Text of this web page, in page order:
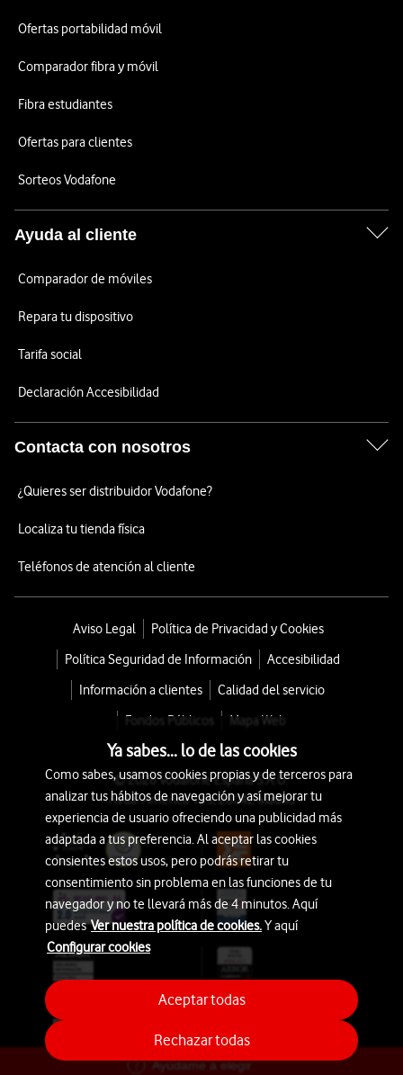
Ayúdame a elegir
Ofertas portabilidad móvil
Comparador fibra y móvil
Fibra estudiantes
Ofertas para clientes
Sorteos Vodafone
Ayuda al cliente
Comparador de móviles
Repara tu dispositivo
Tarifa social
Declaración Accesibilidad
Contacta con nosotros
¿Quieres ser distribuidor Vodafone?
Localiza tu tienda física
Teléfonos de atención al cliente
Aviso Legal
Política de Privacidad y Cookies
Política Seguridad de Información
Accesibilidad
Información a clientes
Calidad del servicio
Fondos Públicos
Mapa Web
© 2026 Vodafone España S.A.U.
Avda. América 115, 28042 Madrid
Ya sabes... lo de las cookies
Como sabes, usamos cookies propias y de terceros para
analizar tus hábitos de navegación y así mejorar tu
experiencia de usuario ofreciendo una publicidad más
adaptada a tus preferencia. Al aceptar las cookies
consientes estos usos, pero podrás retirar tu
consentimiento sin problema en las funciones de tu
navegador y no te llevará más de 4 minutos. Aquí
puedesVer nuestra política de cookies.Y aquí
Configurar cookies
Rechazar todas
Aceptar todas